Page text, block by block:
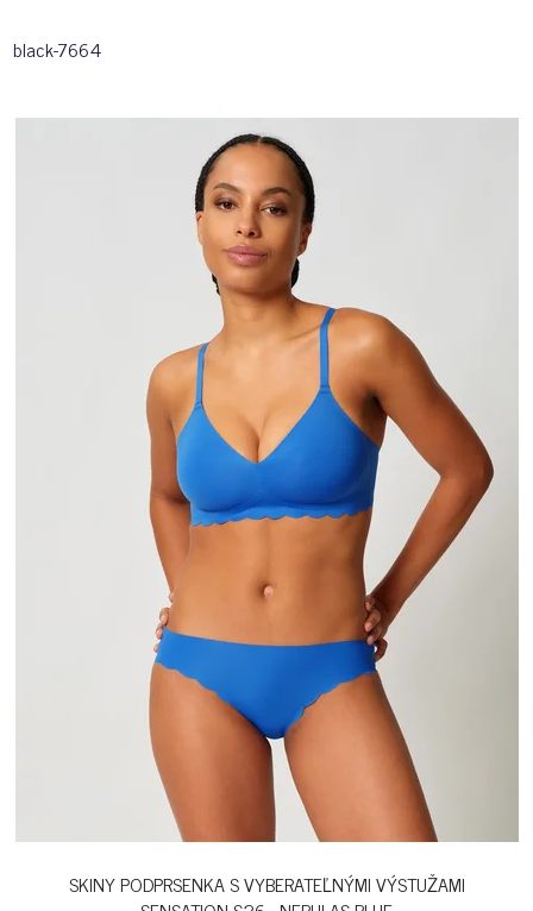
black-7664
SKINY PODPRSENKA S VYBERATEĽNÝMI VÝSTUŽAMI